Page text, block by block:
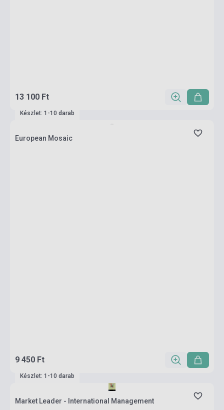
13 100 Ft
Készlet: 1-10 darab
European Mosaic
9 450 Ft
Készlet: 1-10 darab
Market Leader - International Management